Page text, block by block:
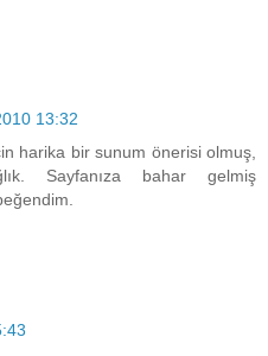
13:32
harika bir sunum önerisi olmuş,
Sayfanıza bahar gelmiş